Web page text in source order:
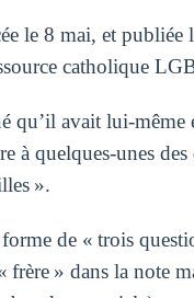
le 8 mai, et publiée
catholique
qu’il avait lui-même
à quelques-unes
».
de « trois
frère » dans la note